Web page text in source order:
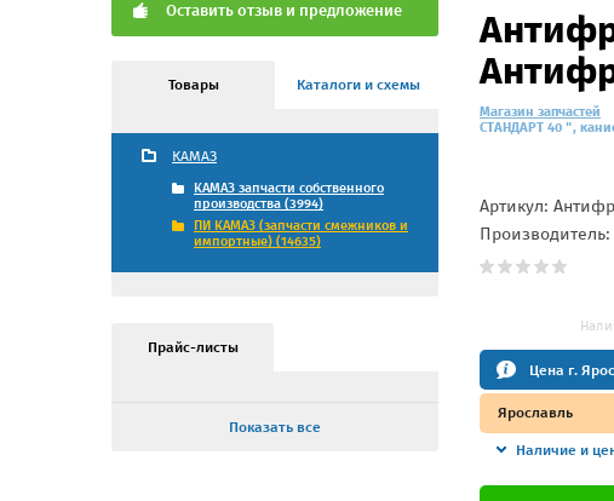
Оставить отзыв и предложение
Товары Каталоги и схемы
КАМАЗ
КАМАЗ запчасти собственного
производства (3994)
ПИ КАМАЗ (запчасти смежников и
импортные) (14635)
Прайс-листы
Показать все
Магазин запчастей
СТАНДАРТ 40 ",
Артикул:
Производитель:
Цена г.
Ярославль
Наличие и